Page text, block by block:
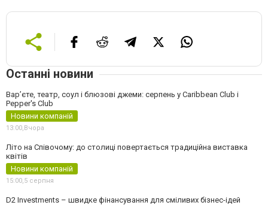
Останні новини
Вар’єте, театр, соул і блюзові джеми: серпень у Caribbean Club і
Pepper's Club
Новини компаній
13:00,Вчора
Літо на Співочому: до столиці повертається традиційна виставка
квітів
Новини компаній
15:00,5 серпня
D2 Investments – швидке фінансування для сміливих бізнес-ідей